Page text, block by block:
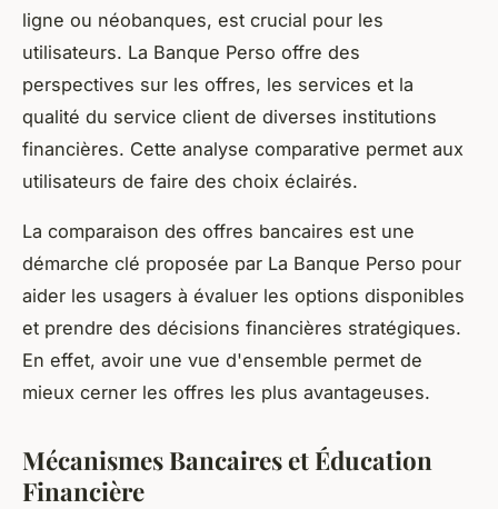
ligne ou néobanques, est crucial pour les
utilisateurs. La Banque Perso offre des
perspectives sur les offres, les services et la
qualité du service client de diverses institutions
financières. Cette analyse comparative permet aux
utilisateurs de faire des choix éclairés.
La comparaison des offres bancaires est une
démarche clé proposée par La Banque Perso pour
aider les usagers à évaluer les options disponibles
et prendre des décisions financières stratégiques.
En effet, avoir une vue d'ensemble permet de
mieux cerner les offres les plus avantageuses.
Mécanismes Bancaires et Éducation
Financière